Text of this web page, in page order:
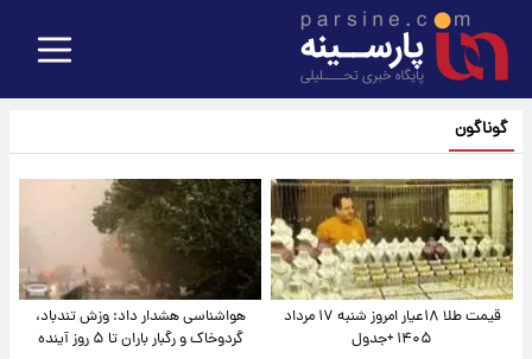
گوناگون
قیمت طلا ۱۸عیار امروز شنبه ۱۷ مرداد
۱۴۰۵ +جدول
هواشناسی هشدار داد: وزش تندباد،
گردوخاک و رگبار باران تا ۵ روز آینده